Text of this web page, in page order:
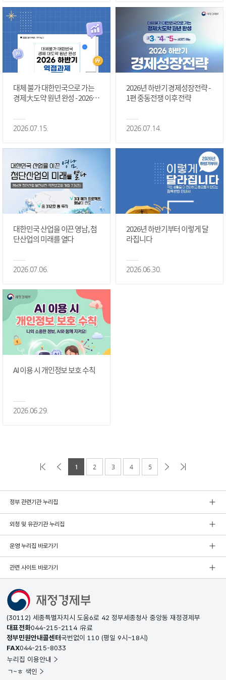
대체 불가 대한민국으로 가는
경제大도약 원년 완성 - 2026 하
2026.07.15.
2026년 하반기 경제성장전략 -
1편 중동전쟁 이후 전략
2026.07.14.
대한민국 산업을 이끈 영남, 첨
단산업의 미래를 열다
2026.07.06.
2026년 하반기부터 이렇게 달
라집니다
2026.06.30.
AI 이용 시 개인정보 보호 수칙
2026.06.29.
1 2 3 4 5
정부 관련기관 누리집
외청 및 유관기관 누리집
운영 누리집 바로가기
관련 사이트 바로가기
(30112) 세종특별자치시 도움6로 42 정부세종청사 중앙동 재정경제부
대표전화044-215-2114 유료
정부민원안내콜센터국번없이 110 (평일 9시~18시)
FAX044-215-8033
누리집 이용안내
ㄱ~ㅎ 색인